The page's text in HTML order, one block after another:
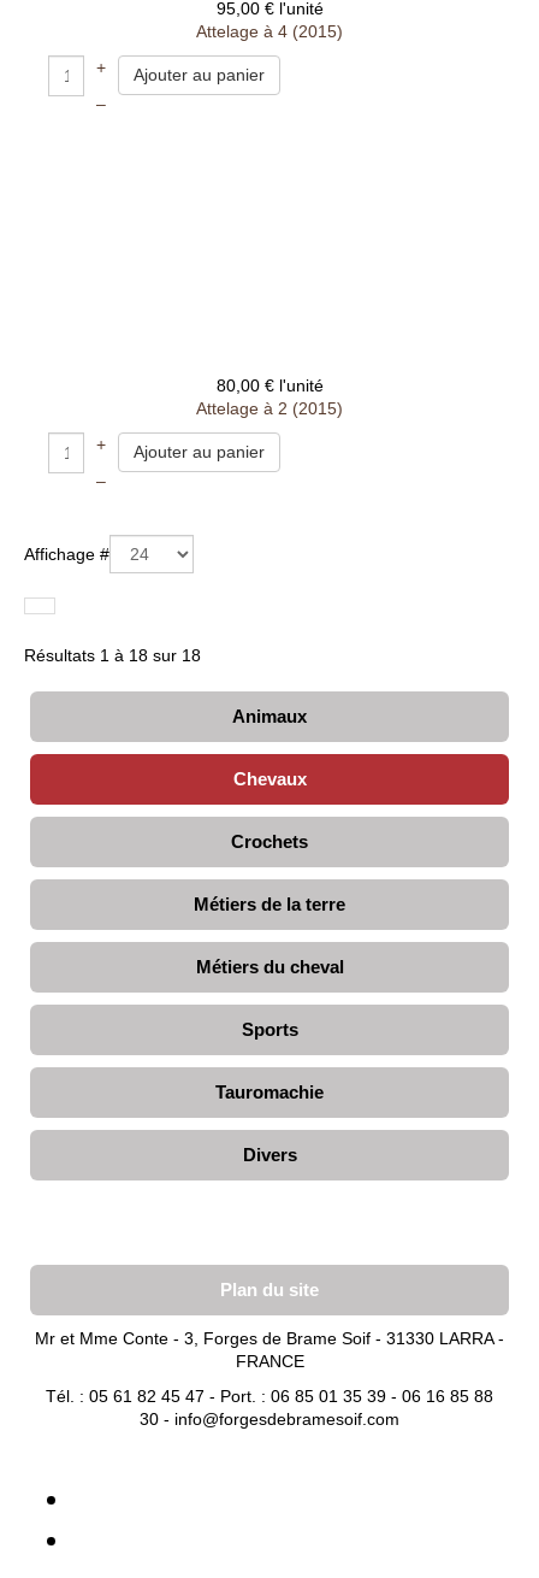
95,00 € l'unité
Attelage à 4 (2015)
+
–
80,00 € l'unité
Attelage à 2 (2015)
+
–
Affichage #
Résultats 1 à 18 sur 18
Animaux
Chevaux
Crochets
Métiers de la terre
Métiers du cheval
Sports
Tauromachie
Divers
Plan du site
Mr et Mme Conte - 3, Forges de Brame Soif - 31330 LARRA -
FRANCE
Tél. : 05 61 82 45 47 - Port. : 06 85 01 35 39 - 06 16 85 88
30 - info@forgesdebramesoif.com